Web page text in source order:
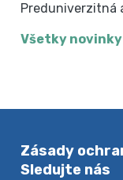
Preduniverzitná
Všetky novinky
Zásady
Sledujte nás